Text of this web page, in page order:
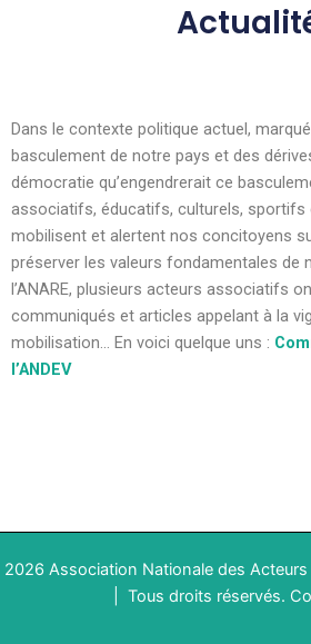
Dans le contexte politique actuel,
basculement de notre pays et des
démocratie qu’engendrerait ce
associatifs, éducatifs, culturels, sportifs
mobilisent et alertent nos concitoyens
préserver les valeurs fondamentales de
l’ANARE, plusieurs acteurs associatifs
communiqués et articles appelant à la
mobilisation… En voici quelque uns :
l’ANDEV
2026 Association Nationale des Acteurs
Tous droits réservés.